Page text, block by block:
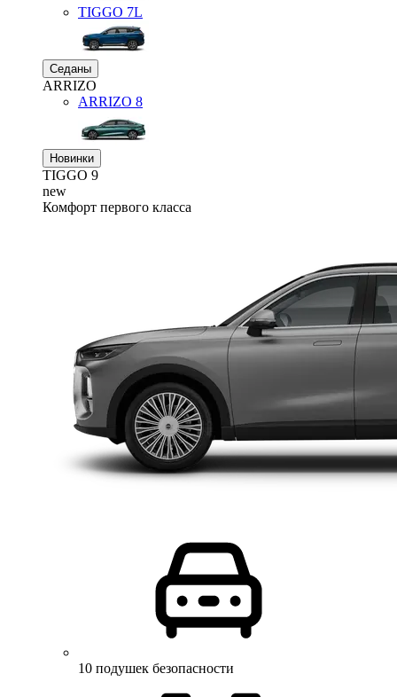
TIGGO 7L
Седаны
ARRIZO
ARRIZO 8
Новинки
TIGGO 9
new
Комфорт первого класса
10 подушек безопасности